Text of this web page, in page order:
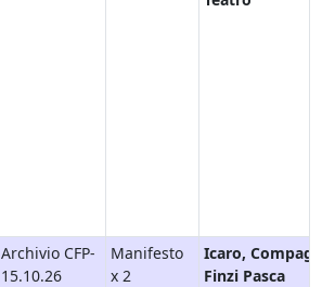
Archivio CFP-
15.10.26
Manifesto
x 2
Icaro, Compagnia
Finzi Pasca